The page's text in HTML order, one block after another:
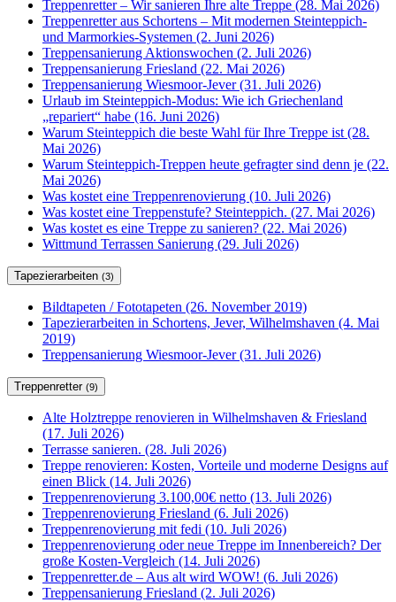
Treppenretter – Wir sanieren Ihre alte Treppe (28. Mai 2026)
Treppenretter aus Schortens – Mit modernen Steinteppich-
und Marmorkies-Systemen (2. Juni 2026)
Treppensanierung Aktionswochen (2. Juli 2026)
Treppensanierung Friesland (22. Mai 2026)
Treppensanierung Wiesmoor-Jever (31. Juli 2026)
Urlaub im Steinteppich-Modus: Wie ich Griechenland
„repariert“ habe (16. Juni 2026)
Warum Steinteppich die beste Wahl für Ihre Treppe ist (28.
Mai 2026)
Warum Steinteppich-Treppen heute gefragter sind denn je (22.
Mai 2026)
Was kostet eine Treppenrenovierung (10. Juli 2026)
Was kostet eine Treppenstufe? Steinteppich. (27. Mai 2026)
Was kostet es eine Treppe zu sanieren? (22. Mai 2026)
Wittmund Terrassen Sanierung (29. Juli 2026)
Tapezierarbeiten (3)
Bildtapeten / Fototapeten (26. November 2019)
Tapezierarbeiten in Schortens, Jever, Wilhelmshaven (4. Mai
2019)
Treppensanierung Wiesmoor-Jever (31. Juli 2026)
Treppenretter (9)
Alte Holztreppe renovieren in Wilhelmshaven & Friesland
(17. Juli 2026)
Terrasse sanieren. (28. Juli 2026)
Treppe renovieren: Kosten, Vorteile und moderne Designs auf
einen Blick (14. Juli 2026)
Treppenrenovierung 3.100,00€ netto (13. Juli 2026)
Treppenrenovierung Friesland (6. Juli 2026)
Treppenrenovierung mit fedi (10. Juli 2026)
Treppenrenovierung oder neue Treppe im Innenbereich? Der
große Kosten-Vergleich (14. Juli 2026)
Treppenretter.de – Aus alt wird WOW! (6. Juli 2026)
Treppensanierung Friesland (2. Juli 2026)